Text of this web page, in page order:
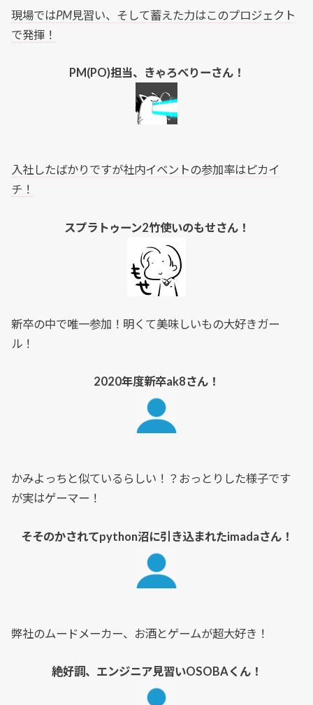
現場ではPM見習い、そして蓄えた力はこのプロジェクト
で発揮！
PM(PO)担当、きゃろべりーさん！
入社したばかりですが社内イベントの参加率はピカイ
チ！
スプラトゥーン2竹使いのもせさん！
新卒の中で唯一参加！明くて美味しいもの大好きガー
ル！
2020年度新卒ak8さん！
かみよっちと似ているらしい！？おっとりした様子です
が実はゲーマー！
そそのかされてpython沼に引き込まれたimadaさん！
弊社のムードメーカー、お酒とゲームが超大好き！
絶好調、エンジニア見習いOSOBAくん！